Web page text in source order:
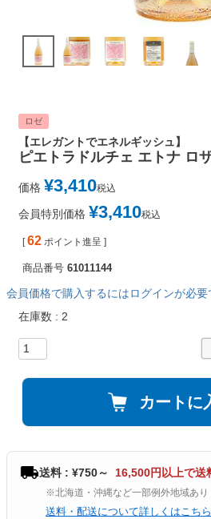
ロゼ
【エレガントでエネルギッシュ】
ピエトラドルチェ エトナ ロ
価格 ¥3,410税込
会員特別価格 ¥3,410税込
[ 62 ポイント進呈 ]
商品番号 61011144
会員価格で購入するにはログインが必要
在庫数
2
カートに
送料 : ¥750～ 16,500円以上で送
※北海道・沖縄など一部例外地域あり
送料・配送について詳しくはこち